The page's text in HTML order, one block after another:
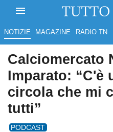
NOTIZIE MAGAZINE RADIO TN
Calciomercato
Imparato: “C'è
circola che mi
tutti”
PODCAST